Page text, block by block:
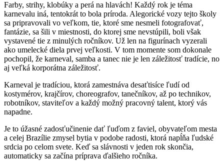
Farby, strihy, klobúky a perá na hlavách! Každý rok je téma
karnevalu iná, tentokrát to bola príroda. Alegorické vozy tejto školy
sa pripravovali vo veľkom, tie, ktoré sme nesmeli fotografovať,
fantázie, sa šili v miestnosti, do ktorej sme nevstúpili, boli však
vystavené tie z minulých ročníkov. Už len na figurínach vyzerali
ako umelecké diela prvej veľkosti. V tom momente som dokonale
pochopil, že karneval, samba a tanec nie je len záležitosť tradície, no
aj veľká korporátna záležitosť.
Karneval je tradíciou, ktorá zamestnáva desaťtisíce ľudí od
kostymérov, krajčírov, choreografov, tanečníkov, až po technikov,
robotníkov, staviteľov a každý možný pracovný talent, ktorý vás
napadne.
Je to úžasné zadosťučinenie dať ľuďom z faviel, obyvateľom mesta
a celej Brazílie zmysel bytia v podobe radosti, ktorá napĺňa ľudské
srdcia po celom svete. Keď sa slávnosti v jeden rok skončia,
automaticky sa začína príprava ďalšieho ročníka.